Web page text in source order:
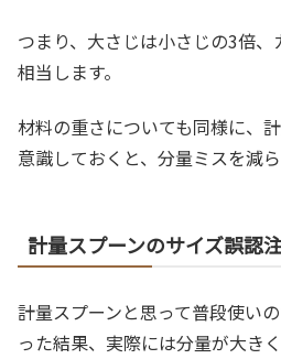
つまり、大さじは小さじの3倍
相当します。
材料の重さについても同様に、
意識しておくと、分量ミスを減
計量スプーンのサイズ誤認
計量スプーンと思って普段使い
った結果、実際には分量が大き